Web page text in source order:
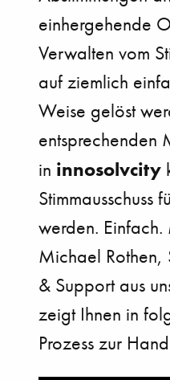
einhergehende
Verwalten vom
auf ziemlich
Weise gelöst
entsprechenden
in innosolvcity
Stimmausschuss
werden.
Michael Rothen,
& Support aus
zeigt Ihnen in
Prozess zur